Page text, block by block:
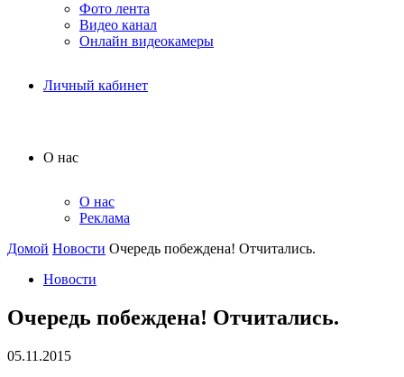
Фото лента
Видео канал
Онлайн видеокамеры
Личный кабинет
О нас
О нас
Реклама
Домой Новости Очередь побеждена! Отчитались.
Новости
Очередь побеждена! Отчитались.
05.11.2015